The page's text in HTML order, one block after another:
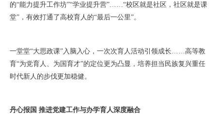
的“能力提升工作坊”“学业提升营”……“校区就是社区，社区就是课
堂”，有效打通了高校育人的“最后一公里”。
一堂堂“大思政课”入脑入心，一次次育人活动引领成长……高等教
育“为党育人、为国育才”的定位更为凸显，培养担当民族复兴重任
时代新人的步伐更加稳健。
丹心报国 推进党建工作与办学育人深度融合